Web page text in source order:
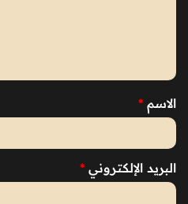
الاسم *
البريد الإلكتروني *